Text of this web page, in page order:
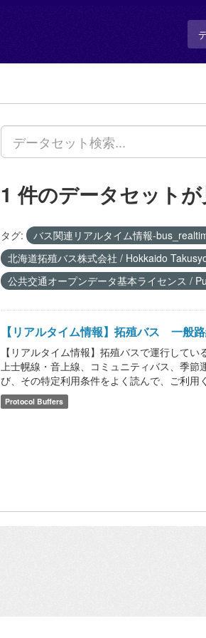
1 件のデータセット
タグ: バス関連リアルタイム情報-
北海道拓殖バス株式会社 / Hokkaido
公共交通オープンデータ基本ライセンス /
【リアルタイム情報】拓殖バス 一
【リアルタイム情報】拓殖バスで運行して
上士幌線・音上線、コミュニティバス、季節
び、その特定利用条件をよく読んで、ご利
Protocol Buffers